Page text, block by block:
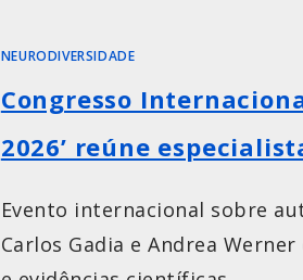
NEURODIVERSIDADE
Congresso
2026’ reúne
Evento internacional sobre
Carlos Gadia e Andrea